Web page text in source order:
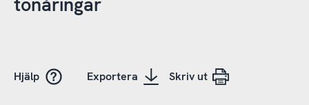
Hjälp Exportera Skriv ut